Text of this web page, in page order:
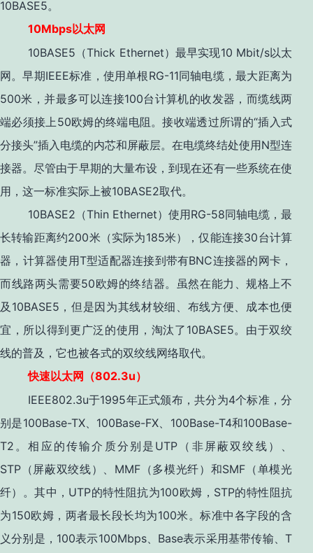
10BASE5。
10Mbps以太网
10BASE5（Thick Ethernet）最早实现10 Mbit/s以太
网。早期IEEE标准，使用单根RG-11同轴电缆，最大距离为
500米，并最多可以连接100台计算机的收发器，而缆线两
端必须接上50欧姆的终端电阻。接收端透过所谓的“插入式
分接头”插入电缆的内芯和屏蔽层。在电缆终结处使用N型连
接器。尽管由于早期的大量布设，到现在还有一些系统在使
用，这一标准实际上被10BASE2取代。
10BASE2（Thin Ethernet）使用RG-58同轴电缆，最
长转输距离约200米（实际为185米），仅能连接30台计算
器，计算器使用T型适配器连接到带有BNC连接器的网卡，
而线路两头需要50欧姆的终结器。虽然在能力、规格上不
及10BASE5，但是因为其线材较细、布线方便、成本也便
宜，所以得到更广泛的使用，淘汰了10BASE5。由于双绞
线的普及，它也被各式的双绞线网络取代。
快速以太网（802.3u）
IEEE802.3u于1995年正式颁布，共分为4个标准，分
别是100Base-TX、100Base-FX、100Base-T4和100Base-
T2。相应的传输介质分别是UTP（非屏蔽双绞线）、
STP（屏蔽双绞线）、MMF（多模光纤）和SMF（单模光
纤）。其中，UTP的特性阻抗为100欧姆，STP的特性阻抗
为150欧姆，两者最长段长均为100米。标准中各字段的含
义分别是，100表示100Mbps、Base表示采用基带传输、T